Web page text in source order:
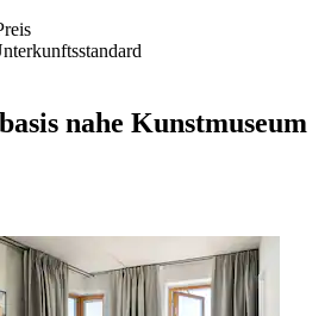
nahe Kunstmuseum